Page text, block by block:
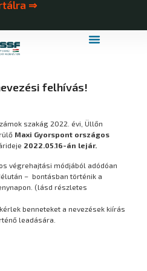
⇒
felhívás!
szakág 2022. évi, Üllőn
Maxi Gyorspont országos
2022.05.16-án lejár.
végrehajtási módjából adódóan
– bontásban történik a
(lásd részletes
benneteket a nevezések kiírás
leadására.